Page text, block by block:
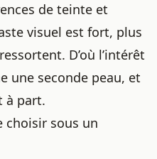
de teinte et
visuel est fort, plus
ressortent. D’où l’intérêt
une seconde peau, et
à part.
choisir sous un